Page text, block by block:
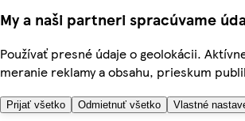
My a naši partneri spracúvame
Používať presné údaje o geolokácii.
meranie reklamy a obsahu, prieskum
Prijať všetko Odmietnuť všetko Vlastné